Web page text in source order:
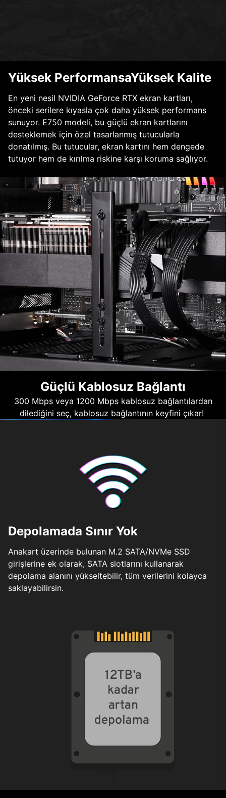
Yüksek PerformansaYüksek Kalite
En yeni nesil NVIDIA GeForce RTX ekran kartları,
önceki serilere kıyasla çok daha yüksek performans
sunuyor. E750 modeli, bu güçlü ekran kartlarını
desteklemek için özel tasarlanmış tutucularla
donatılmış. Bu tutucular, ekran kartını hem dengede
tutuyor hem de kırılma riskine karşı koruma sağlıyor.
Güçlü Kablosuz Bağlantı
300 Mbps veya 1200 Mbps kablosuz bağlantılardan
dilediğini seç, kablosuz bağlantının keyfini çıkar!
Depolamada Sınır Yok
Anakart üzerinde bulunan M.2 SATA/NVMe SSD
girişlerine ek olarak, SATA slotlarını kullanarak
depolama alanını yükseltebilir, tüm verilerini kolayca
saklayabilirsin.